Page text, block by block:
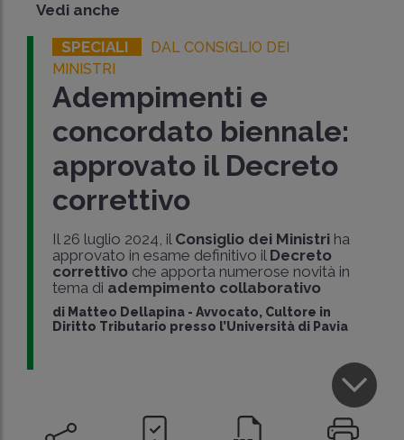
Vedi anche
SPECIALI
DAL CONSIGLIO DEI
MINISTRI
Adempimenti e
concordato biennale:
approvato il Decreto
correttivo
Il 26 luglio 2024, il Consiglio dei Ministri ha
approvato in esame definitivo il Decreto
correttivo che apporta numerose novità in
tema di adempimento collaborativo
di Matteo Dellapina -Avvocato, Cultore in
Diritto Tributario presso l’Università di Pavia